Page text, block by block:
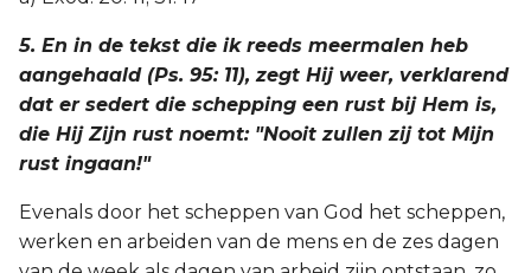
5. En in de tekst die ik reeds meermalen heb
aangehaald (Ps. 95: 11), zegt Hij weer, verklarend
dat er sedert die schepping een rust bij Hem is,
die Hij Zijn rust noemt: "Nooit zullen zij tot Mijn
rust ingaan!"
Evenals door het scheppen van God het scheppen,
werken en arbeiden van de mens en de zes dagen